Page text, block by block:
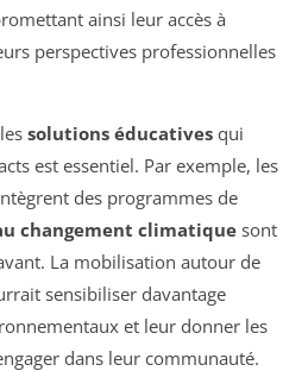
ainsi leur accès à
perspectives professionnelles
solutions éducatives qui
est essentiel. Par exemple, les
des programmes de
changement climatique sont
La mobilisation autour de
sensibiliser davantage
et leur donner les
dans leur communauté.